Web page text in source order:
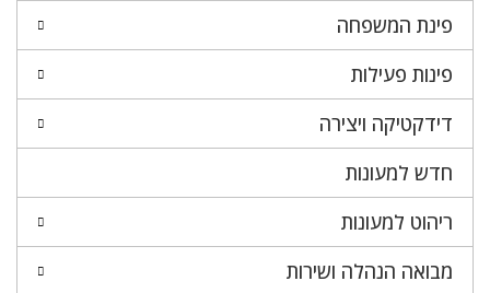
פינת המשפחה
פינות פעילות
דידקטיקה ויצירה
חדש למעונות
ריהוט למעונות
מבואה הנהלה ושירות